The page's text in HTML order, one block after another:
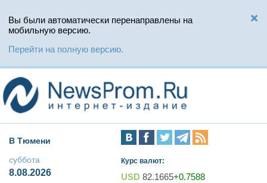
Вы были автоматически перенаправлены на
мобильную версию.
Перейти на полную версию.
В Тюмени
суббота
8.08.2026
Курс валют:
USD 82.1665+0.7588